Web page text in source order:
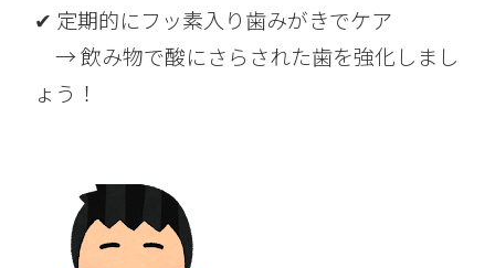
✔ 定期的にフッ素入り歯みがきでケア
→ 飲み物で酸にさらされた歯を強化しまし
ょう！